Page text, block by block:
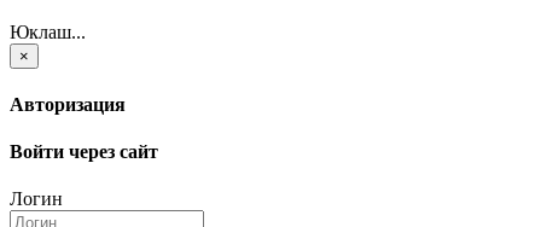
Юклаш...
×
Авторизация
Войти через сайт
Логин